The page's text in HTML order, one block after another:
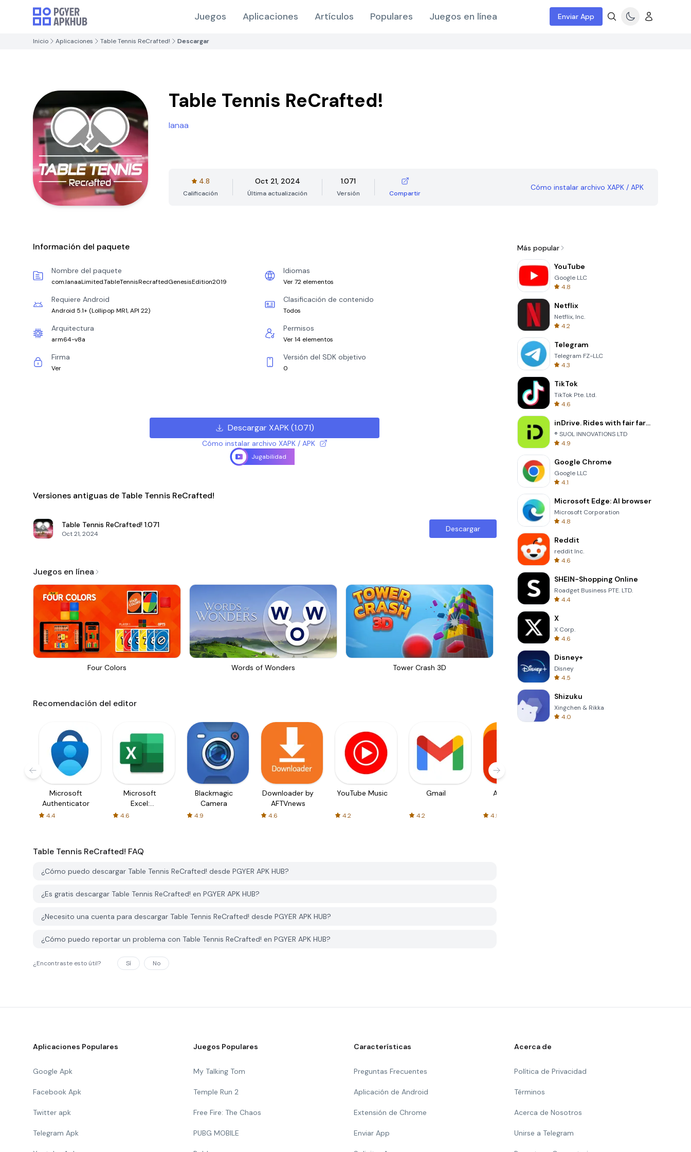
Juegos Aplicaciones Artículos Populares Juegos en línea Enviar App
Inicio Aplicaciones Table Tennis ReCrafted! Descargar
Table Tennis ReCrafted!
Ianaa
4.8
Calificación
Oct 21, 2024
Última actualización
1.071
Versión Compartir
Cómo instalar archivo XAPK / APK
Información del paquete
Nombre del paquete
com.IanaaLimited.TableTennisRecraftedGenesisEdition2019
Idiomas
Ver 72 elementos
Requiere Android
Android 5.1+ (Lollipop MR1, API 22)
Clasificación de contenido
Todos
Arquitectura
arm64-v8a
Permisos
Ver 14 elementos
Firma
Ver
Versión del SDK objetivo
0
Descargar XAPK(1.071)
Cómo instalar archivo XAPK / APK
Jugabilidad
Versiones antiguas de Table Tennis ReCrafted!
Table Tennis ReCrafted! 1.071
Oct 21, 2024
Descargar
Juegos en línea
Four Colors Words of Wonders Tower Crash 3D Totemia Cursed Marbels
Recomendación del editor
Microsoft
Authenticator
4.4
Microsoft
Excel:
Spreadsheets
4.6
Blackmagic
Camera
4.9
Downloader by
AFTVnews
4.6
YouTube Music
4.2
Gmail
4.2
AliExpress
4.5
Table Tennis ReCrafted! FAQ
¿Cómo puedo descargar Table Tennis ReCrafted! desde PGYER APK HUB?
¿Es gratis descargar Table Tennis ReCrafted! en PGYER APK HUB?
¿Necesito una cuenta para descargar Table Tennis ReCrafted! desde PGYER APK HUB?
¿Cómo puedo reportar un problema con Table Tennis ReCrafted! en PGYER APK HUB?
¿Encontraste esto útil? Sí No
Más popular
YouTube
Google LLC
4.8
Netflix
Netflix, Inc.
4.2
Telegram
Telegram FZ-LLC
4.3
TikTok
TikTok Pte. Ltd.
4.6
inDrive. Rides with fair fares
® SUOL INNOVATIONS LTD
4.9
Google Chrome
Google LLC
4.1
Microsoft Edge: AI browser
Microsoft Corporation
4.8
Reddit
reddit Inc.
4.6
SHEIN-Shopping Online
Roadget Business PTE. LTD.
4.4
X
X Corp.
4.6
Disney+
Disney
4.5
Shizuku
Xingchen & Rikka
4.0
Aplicaciones Populares
Google Apk
Facebook Apk
Twitter apk
Telegram Apk
Juegos Populares
My Talking Tom
Temple Run 2
Free Fire: The Chaos
PUBG MOBILE
Características
Preguntas Frecuentes
Aplicación de Android
Extensión de Chrome
Enviar App
Acerca de
Política de Privacidad
Términos
Acerca de Nosotros
Unirse a Telegram